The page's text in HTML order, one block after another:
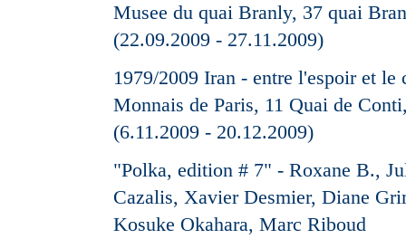
Musee du quai Branly, 37 quai
(22.09.2009 - 27.11.2009)
1979/2009 Iran - entre l'espoir et le
Monnais de Paris, 11 Quai de
(6.11.2009 - 20.12.2009)
"Polka, edition # 7" - Roxane B.,
Cazalis, Xavier Desmier, Diane
Kosuke Okahara, Marc Riboud